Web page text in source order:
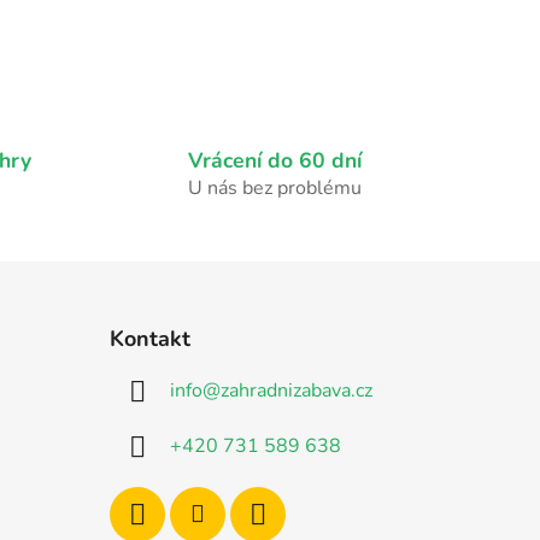
Vrácení do 60 dní
U nás bez problému
Kontakt
info@zahradnizabava.cz
+420 731 589 638